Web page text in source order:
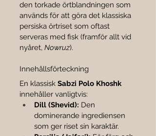
den torkade örtblandningen som
används för att göra det klassiska
persiska örtriset som oftast
serveras med fisk (framför allt vid
nyåret, Nowruz).
Innehållsförteckning
En klassisk Sabzi Polo Khoshk
innehåller vanligtvis:
Dill (Shevid): Den
dominerande ingrediensen
som ger riset sin karaktär.